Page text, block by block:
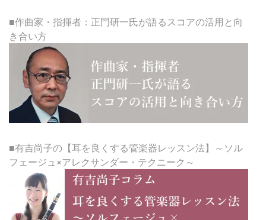
■作曲家・指揮者：正門研一氏が語るスコアの活用と向
き合い方
■有吉尚子の【耳を良くする管楽器レッスン法】～ソル
フェージュ×アレクサンダー・テクニーク～